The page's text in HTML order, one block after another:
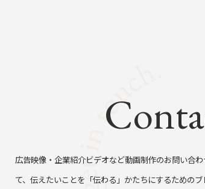
広告映像・企業紹介ビデオなど動画制作のお問い合
て、伝えたいことを「伝わる」かたちにするための